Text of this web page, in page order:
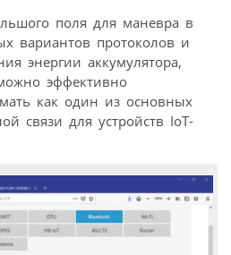
поля для маневра в
вариантов протоколов и
энергии аккумулятора,
эффективно
как один из основных
связи для устройств IoT-